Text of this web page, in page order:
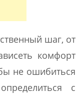
шаг, от
комфорт
не ошибиться
с